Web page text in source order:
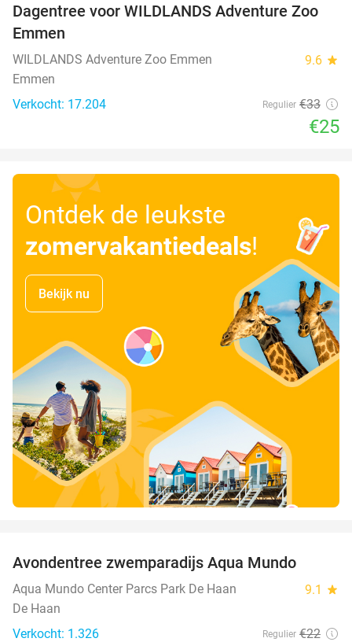
24%
Dagentree voor WILDLANDS Adventure Zoo
Emmen
WILDLANDS Adventure Zoo Emmen 9.6 star
Emmen
Verkocht: 17.204
Regulier €33
€25
Ontdek de leukste
zomervakantiedeals!
Bekijk nu
Avondentree zwemparadijs Aqua Mundo
Aqua Mundo Center Parcs Park De Haan 9.1 star
De Haan
Verkocht: 1.326
Regulier €22